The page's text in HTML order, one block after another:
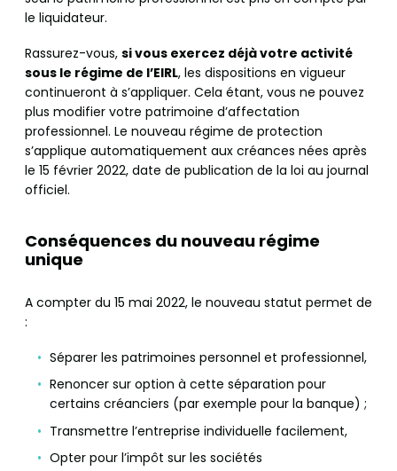
le liquidateur.
Rassurez-vous, si vous exercez déjà votre activité
sous le régime de l’EIRL, les dispositions en vigueur
continueront à s’appliquer. Cela étant, vous ne pouvez
plus modifier votre patrimoine d’affectation
professionnel. Le nouveau régime de protection
s’applique automatiquement aux créances nées après
le 15 février 2022, date de publication de la loi au journal
officiel.
Conséquences du nouveau régime
unique
A compter du 15 mai 2022, le nouveau statut permet de
:
Séparer les patrimoines personnel et professionnel,
Renoncer sur option à cette séparation pour
certains créanciers (par exemple pour la banque) ;
Transmettre l’entreprise individuelle facilement,
Opter pour l’impôt sur les sociétés